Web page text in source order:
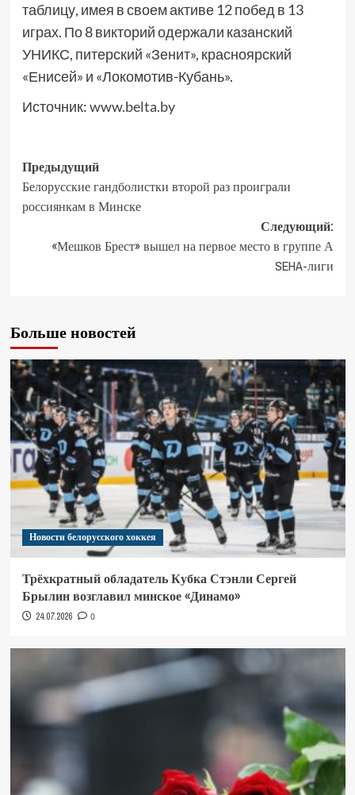
таблицу, имея в своем активе 12 побед в 13
играх. По 8 викторий одержали казанский
УНИКС, питерский «Зенит», красноярский
«Енисей» и «Локомотив-Кубань».
Источник:www.belta.by
Предыдущий
Белорусские гандболистки второй раз проиграли
россиянкам в Минске
Следующий:
«Мешков Брест» вышел на первое место в группе А
SEHA-лиги
Больше новостей
Новости белорусского хоккея
Трёхкратный обладатель Кубка Стэнли Сергей
Брылин возглавил минское «Динамо»
24.07.2026 0